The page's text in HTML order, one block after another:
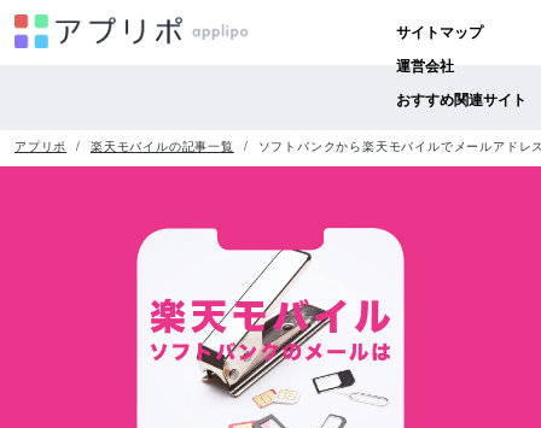
サイトマップ
運営会社
おすすめ関連サイト
アプリポ 楽天モバイルの記事一覧 ソフトバンクから楽天モバイルでメールアドレ